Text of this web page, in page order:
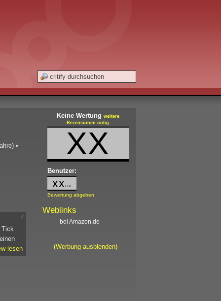
•
#
Tick
lesen
Keine Wertung weitere
Rezensionen nötig
XX
Benutzer:
xx /10
Bewertung abgeben
Weblinks
bei Amazon.de
(Werbung ausblenden)